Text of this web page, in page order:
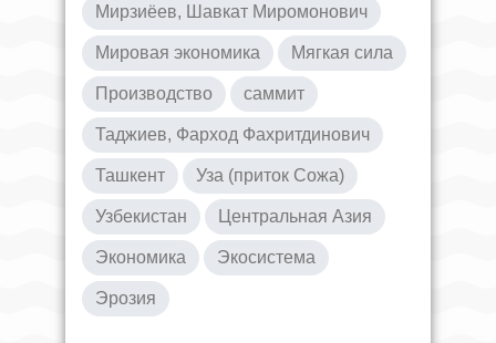
Мирзиёев, Шавкат Миромонович
Мировая экономика Мягкая сила
Производство саммит
Таджиев, Фарход Фахритдинович
Ташкент Уза (приток Сожа)
Узбекистан Центральная Азия
Экономика Экосистема
Эрозия